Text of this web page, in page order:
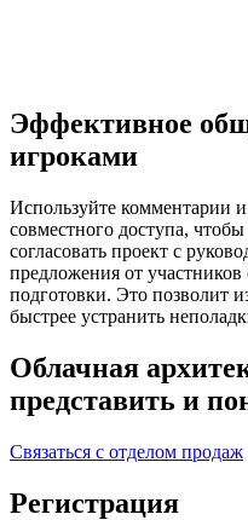
Эффективное
игроками
Используйте комментарии
совместного доступа,
согласовать проект с
предложения от
подготовки. Это позволит
быстрее устранить
Облачная
представить и
Связаться с отделом продаж
Регистрация